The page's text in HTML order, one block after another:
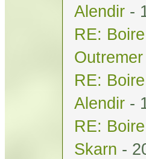
Alendir -
RE:
Outremer
RE:
Alendir -
RE:
Skarn -